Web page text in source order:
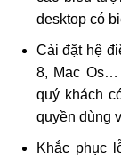
desktop có
Cài đặt hệ
8, Mac Os…
quý khách
quyền dùng
Khắc phục